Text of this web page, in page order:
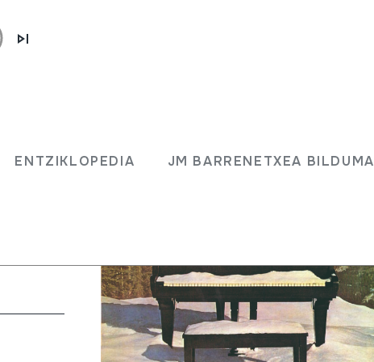
ENTZIKLOPEDIA JM BARRENETXEA BILDUMA